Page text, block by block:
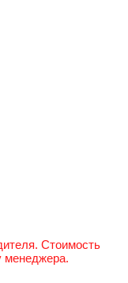
Стоимость
менеджера.